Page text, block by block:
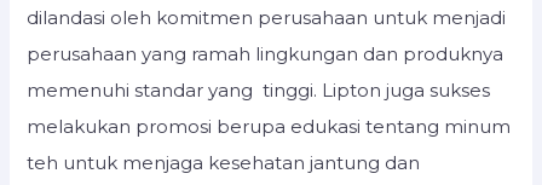
dilandasi oleh komitmen perusahaan untuk menjadi
perusahaan yang ramah lingkungan dan produknya
memenuhi standar yang tinggi. Lipton juga sukses
melakukan promosi berupa edukasi tentang minum
teh untuk menjaga kesehatan jantung dan